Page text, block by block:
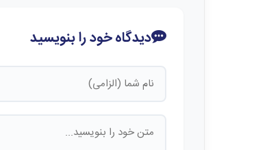
دیدگاه خود را بنویسید